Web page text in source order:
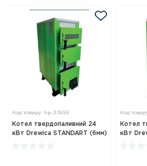
Код товару: hp-33655
Котел твердопаливний 24
кВт Drewica STANDART (6мм)
Код
Котел
кВт